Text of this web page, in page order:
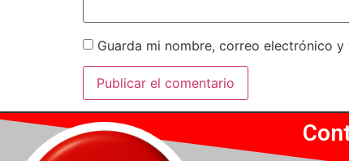
Guarda mi nombre, correo electrónico